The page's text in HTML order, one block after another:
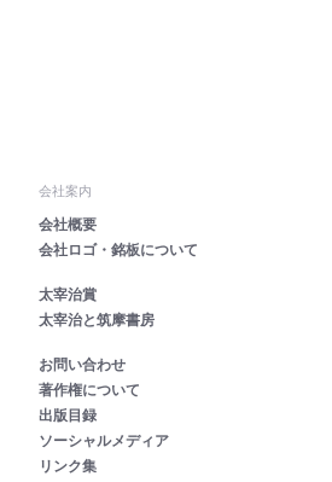
会社案内
会社概要
会社ロゴ・銘板について
太宰治賞
太宰治と筑摩書房
お問い合わせ
著作権について
出版目録
ソーシャルメディア
リンク集